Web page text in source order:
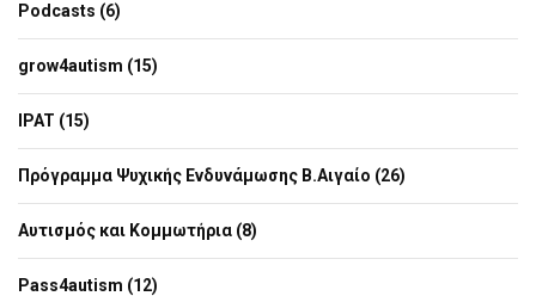
Podcasts (6)
grow4autism (15)
IPAT (15)
Πρόγραμμα Ψυχικής Ενδυνάμωσης Β.Αιγαίο (26)
Αυτισμός και Κομμωτήρια (8)
Pass4autism (12)